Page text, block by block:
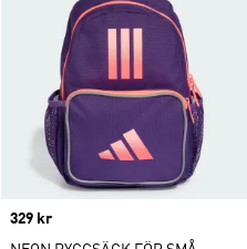
Price
329 kr